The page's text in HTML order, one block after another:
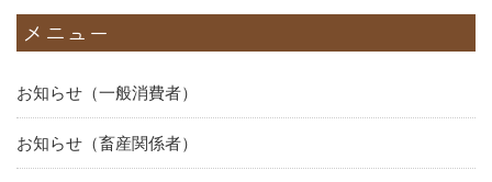
メニュー
お知らせ（一般消費者）
お知らせ（畜産関係者）